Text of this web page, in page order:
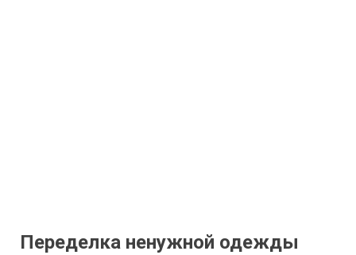
Переделка ненужной одежды